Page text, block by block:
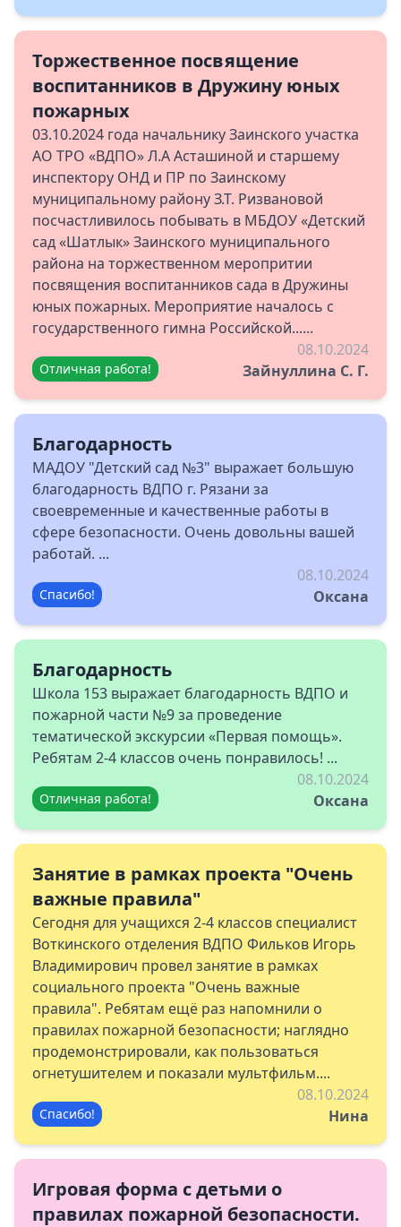
Торжественное посвящение
воспитанников в Дружину юных
пожарных
03.10.2024 года начальнику Заинского участка
АО ТРО «ВДПО» Л.А Асташиной и старшему
инспектору ОНД и ПР по Заинскому
муниципальному району З.Т. Ризвановой
посчастливилось побывать в МБДОУ «Детский
сад «Шатлык» Заинского муниципального
района на торжественном меропритии
посвящения воспитанников сада в Дружины
юных пожарных. Мероприятие началось с
государственного гимна Российской......
Отличная работа!
08.10.2024
Зайнуллина С. Г.
Благодарность
МАДОУ "Детский сад №3" выражает большую
благодарность ВДПО г. Рязани за
своевременные и качественные работы в
сфере безопасности. Очень довольны вашей
работай. ...
Спасибо!
08.10.2024
Оксана
Благодарность
Школа 153 выражает благодарность ВДПО и
пожарной части №9 за проведение
тематической экскурсии «Первая помощь».
Ребятам 2-4 классов очень понравилось! ...
Отличная работа!
08.10.2024
Оксана
Занятие в рамках проекта "Очень
важные правила"
Сегодня для учащихся 2-4 классов специалист
Воткинского отделения ВДПО Фильков Игорь
Владимирович провел занятие в рамках
социального проекта "Очень важные
правила". Ребятам ещё раз напомнили о
правилах пожарной безопасности; наглядно
продемонстрировали, как пользоваться
огнетушителем и показали мультфильм....
Спасибо!
08.10.2024
Нина
Игровая форма с детьми о
правилах пожарной безопасности.